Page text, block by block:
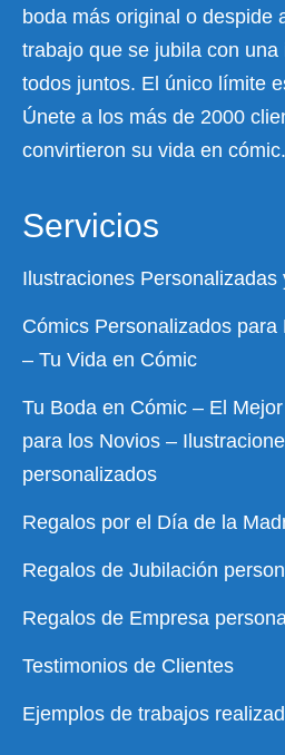
boda más original o despide
trabajo que se jubila con
todos juntos. El único límite
Únete a los más de 2000
convirtieron su vida en cómic.
Servicios
Ilustraciones Personalizadas
Cómics Personalizados
– Tu Vida en Cómic
Tu Boda en Cómic – El
para los Novios –
personalizados
Regalos por el Día de la
Regalos de Jubilación
Regalos de Empresa
Testimonios de Clientes
Ejemplos de trabajos